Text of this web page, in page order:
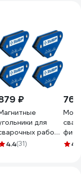
₽
для
работ
УМ-3 4 шт
4.4(31) 4.4